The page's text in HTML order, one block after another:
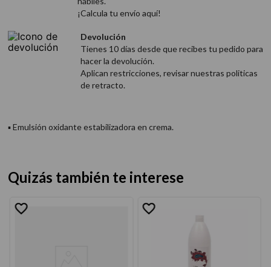
¡Calcula tu envío aquí!
Devolución
Tienes 10 días desde que recibes tu pedido para
hacer la devolución.
Aplican restricciones, revisar nuestras politicas
de retracto.
▪ Emulsión oxidante estabilizadora en crema.
Quizás también te interese